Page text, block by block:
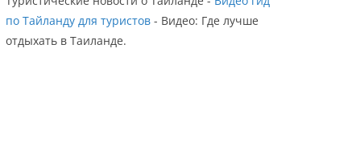
по Тайланду для туристов - Видео: Где лучше
отдыхать в Таиланде.